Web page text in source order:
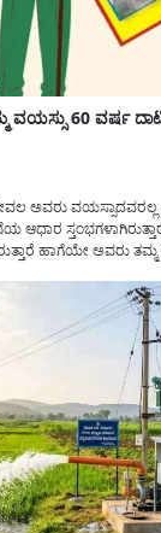
ವಯಸ್ಸು 60 ವರ್ಷ
ಅವರು
ಆಧಾರ
ಹಾಗೆಯೇ ಅವರು
ಪ್ರತಿಯೊಬ್ಬರ